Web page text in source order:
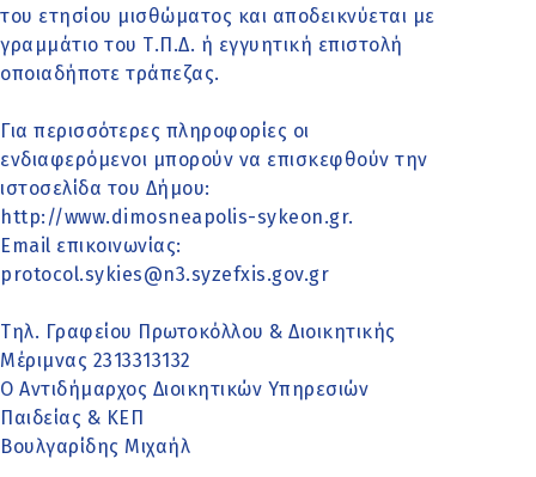
του ετησίου μισθώματος και αποδεικνύεται με
γραμμάτιο του Τ.Π.Δ. ή εγγυητική επιστολή
οποιαδήποτε τράπεζας.
Για περισσότερες πληροφορίες οι
ενδιαφερόμενοι μπορούν να επισκεφθούν την
ιστοσελίδα του Δήμου:
http://www.dimosneapolis-sykeon.gr.
Email επικοινωνίας:
protocol.sykies@n3.syzefxis.gov.gr
Τηλ. Γραφείου Πρωτοκόλλου & Διοικητικής
Μέριμνας 2313313132
Ο Αντιδήμαρχος Διοικητικών Υπηρεσιών
Παιδείας & ΚΕΠ
Βουλγαρίδης Μιχαήλ